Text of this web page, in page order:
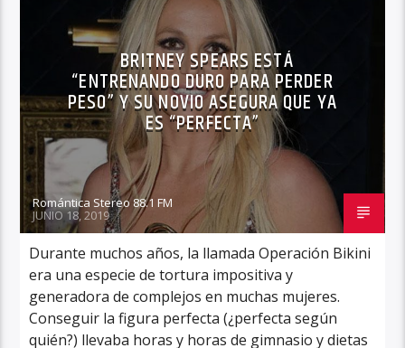
BRITNEY SPEARS ESTÁ
“ENTRENANDO DURO PARA PERDER
PESO” Y SU NOVIO ASEGURA QUE YA
ES “PERFECTA”
Romántica Stereo 88.1 FM
JUNIO 18, 2019
Durante muchos años, la llamada Operación Bikini
era una especie de tortura impositiva y
generadora de complejos en muchas mujeres.
Conseguir la figura perfecta (¿perfecta según
quién?) llevaba horas y horas de gimnasio y dietas